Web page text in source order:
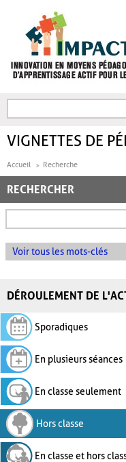
FORMULAIRE DE
VIGNETTES DE
Accueil Recherche
RECHERCHER
Voir tous les mots-clés
DÉROULEMENT DE
Sporadiques
En plusieurs séances
En classe seulement
Hors classe
En classe et hors